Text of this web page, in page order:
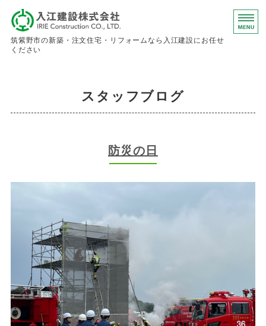
入江建設株
筑紫野市の新築・注文住宅・リフォームなら入江建設にお任せ
ください
スタッフブログ
防災の日